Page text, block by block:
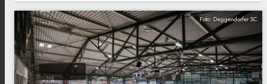
Foto: Deggendorfer SC